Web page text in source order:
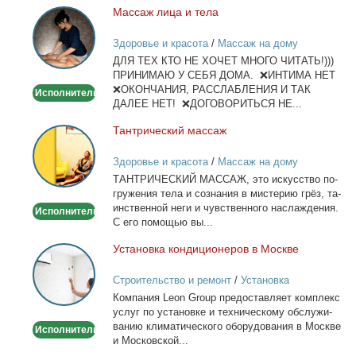
Массаж
лица
и
тела
Исполнитель
Мас­саж ли­ца и те­ла
Здоровье и красота/ Массаж на дому
ДЛЯ ТЕХ КТО НЕ ХОЧЕТ МНОГО ЧИТАТЬ!)))
ПРИНИМАЮ У СЕБЯ ДОМА. ❌ИНТИМА НЕТ
❌ОКОНЧАНИЯ, РАССЛАБЛЕНИЯ И ТАК
ДАЛЕЕ НЕТ! ❌ДОГОВОРИТЬСЯ НЕ...
Тантрический
массаж
Исполнитель
Тан­три­че­ский мас­саж
Здоровье и красота/ Массаж на дому
ТАНТРИЧЕСКИЙ МАССАЖ, это ис­кус­ство по­
гру­же­ния те­ла и со­зна­ния в ми­сте­рию грёз, та­
ин­ствен­ной неги и чув­ствен­но­го на­сла­жде­ния.
С его по­мо­щью вы...
Установка
кондиционеров
в
Москве
Исполнитель
Уста­нов­ка кон­ди­ци­о­не­ров в Москве
Строительство и ремонт/ Установка
кондиционеров
Ком­па­ния Leon Group предо­став­ля­ет ком­плекс
услуг по уста­нов­ке и тех­ни­че­ско­му об­слу­жи­
ва­нию кли­ма­ти­че­ско­го обо­ру­до­ва­ния в Москве
и Мос­ков­ской...